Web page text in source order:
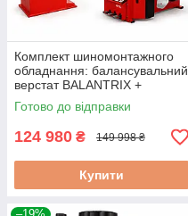
Комплект шиномонтажного
обладнання: балансувальний
верстат BALANTRIX +
шиномонтажний верстат
Bright
Готово до відправки
124 980 ₴ 149 998 ₴
Купити